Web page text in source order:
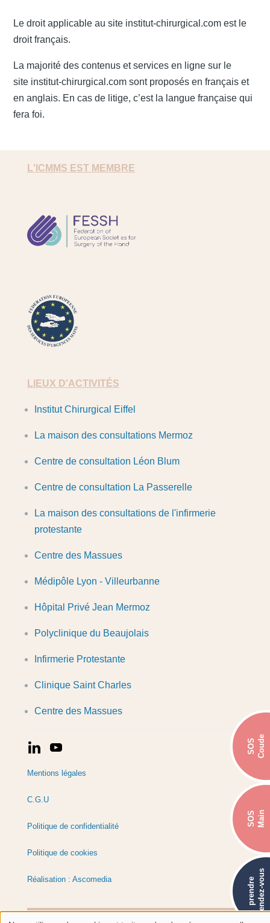
SOS Coude
SOS Main
prendrerendez-vous
Le droit applicable au site institut-chirurgical.com est le
droit français.
La majorité des contenus et services en ligne sur le
site institut-chirurgical.com sont proposés en français et
en anglais. En cas de litige, c’est la langue française qui
fera foi.
L'ICMMS EST MEMBRE
LIEUX D'ACTIVITÉS
Institut Chirurgical Eiffel
La maison des consultations Mermoz
Centre de consultation Léon Blum
Centre de consultation La Passerelle
La maison des consultations de l'infirmerie
protestante
Centre des Massues
Médipôle Lyon - Villeurbanne
Hôpital Privé Jean Mermoz
Polyclinique du Beaujolais
Infirmerie Protestante
Clinique Saint Charles
Centre des Massues
Mentions légales
C.G.U
Politique de confidentialité
Politique de cookies
Réalisation : Ascomedia